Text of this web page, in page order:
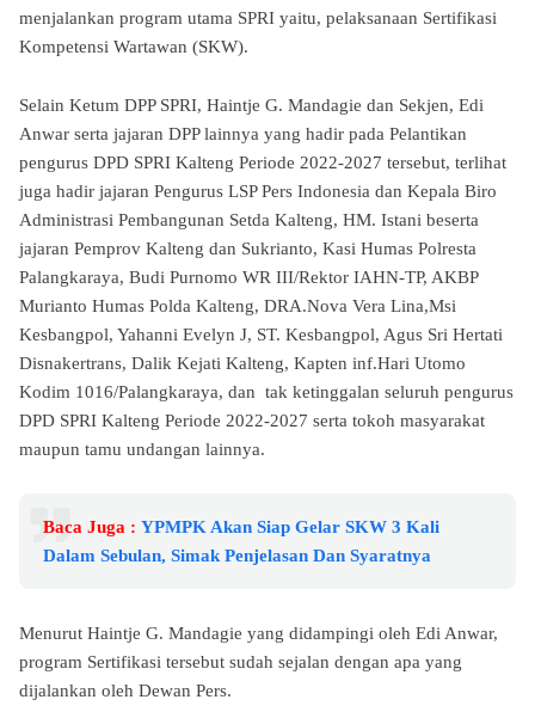
menjalankan program utama SPRI yaitu, pelaksanaan Sertifikasi
Kompetensi Wartawan (SKW).
Selain Ketum DPP SPRI, Haintje G. Mandagie dan Sekjen, Edi
Anwar serta jajaran DPP lainnya yang hadir pada Pelantikan
pengurus DPD SPRI Kalteng Periode 2022-2027 tersebut, terlihat
juga hadir jajaran Pengurus LSP Pers Indonesia dan Kepala Biro
Administrasi Pembangunan Setda Kalteng, HM. Istani beserta
jajaran Pemprov Kalteng dan Sukrianto, Kasi Humas Polresta
Palangkaraya, Budi Purnomo WR III/Rektor IAHN-TP, AKBP
Murianto Humas Polda Kalteng, DRA.Nova Vera Lina,Msi
Kesbangpol, Yahanni Evelyn J, ST. Kesbangpol, Agus Sri Hertati
Disnakertrans, Dalik Kejati Kalteng, Kapten inf.Hari Utomo
Kodim 1016/Palangkaraya, dan tak ketinggalan seluruh pengurus
DPD SPRI Kalteng Periode 2022-2027 serta tokoh masyarakat
maupun tamu undangan lainnya.
Baca Juga : YPMPK Akan Siap Gelar SKW 3 Kali
Dalam Sebulan, Simak Penjelasan Dan Syaratnya
Menurut Haintje G. Mandagie yang didampingi oleh Edi Anwar,
program Sertifikasi tersebut sudah sejalan dengan apa yang
dijalankan oleh Dewan Pers.